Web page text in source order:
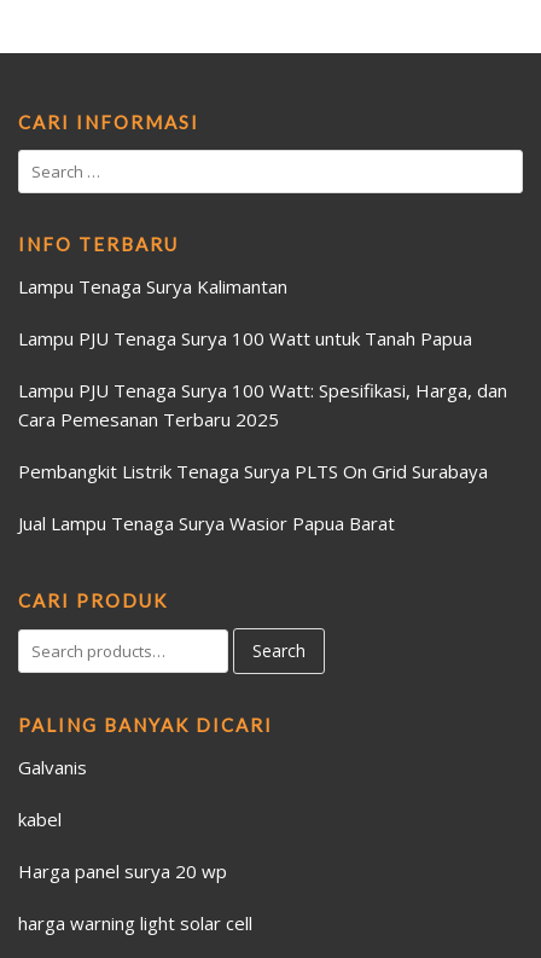
CARI INFORMASI
INFO TERBARU
Lampu Tenaga Surya Kalimantan
Lampu PJU Tenaga Surya 100 Watt untuk Tanah Papua
Lampu PJU Tenaga Surya 100 Watt: Spesifikasi, Harga, dan
Cara Pemesanan Terbaru 2025
Pembangkit Listrik Tenaga Surya PLTS On Grid Surabaya
Jual Lampu Tenaga Surya Wasior Papua Barat
CARI PRODUK
Search
PALING BANYAK DICARI
Galvanis
kabel
Harga panel surya 20 wp
harga warning light solar cell